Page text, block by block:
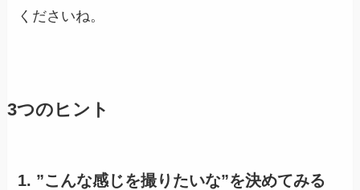
くださいね。
3つのヒント
1. ”こんな感じを撮りたいな”を決めてみる